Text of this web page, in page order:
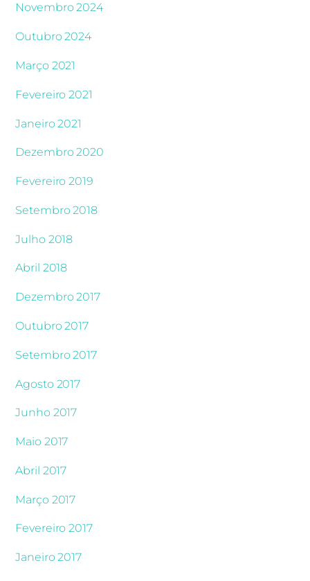
Novembro 2024
Outubro 2024
Março 2021
Fevereiro 2021
Janeiro 2021
Dezembro 2020
Fevereiro 2019
Setembro 2018
Julho 2018
Abril 2018
Dezembro 2017
Outubro 2017
Setembro 2017
Agosto 2017
Junho 2017
Maio 2017
Abril 2017
Março 2017
Fevereiro 2017
Janeiro 2017